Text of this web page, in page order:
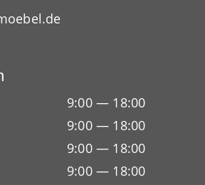
9:00 — 18:00
9:00 — 18:00
9:00 — 18:00
9:00 — 18:00